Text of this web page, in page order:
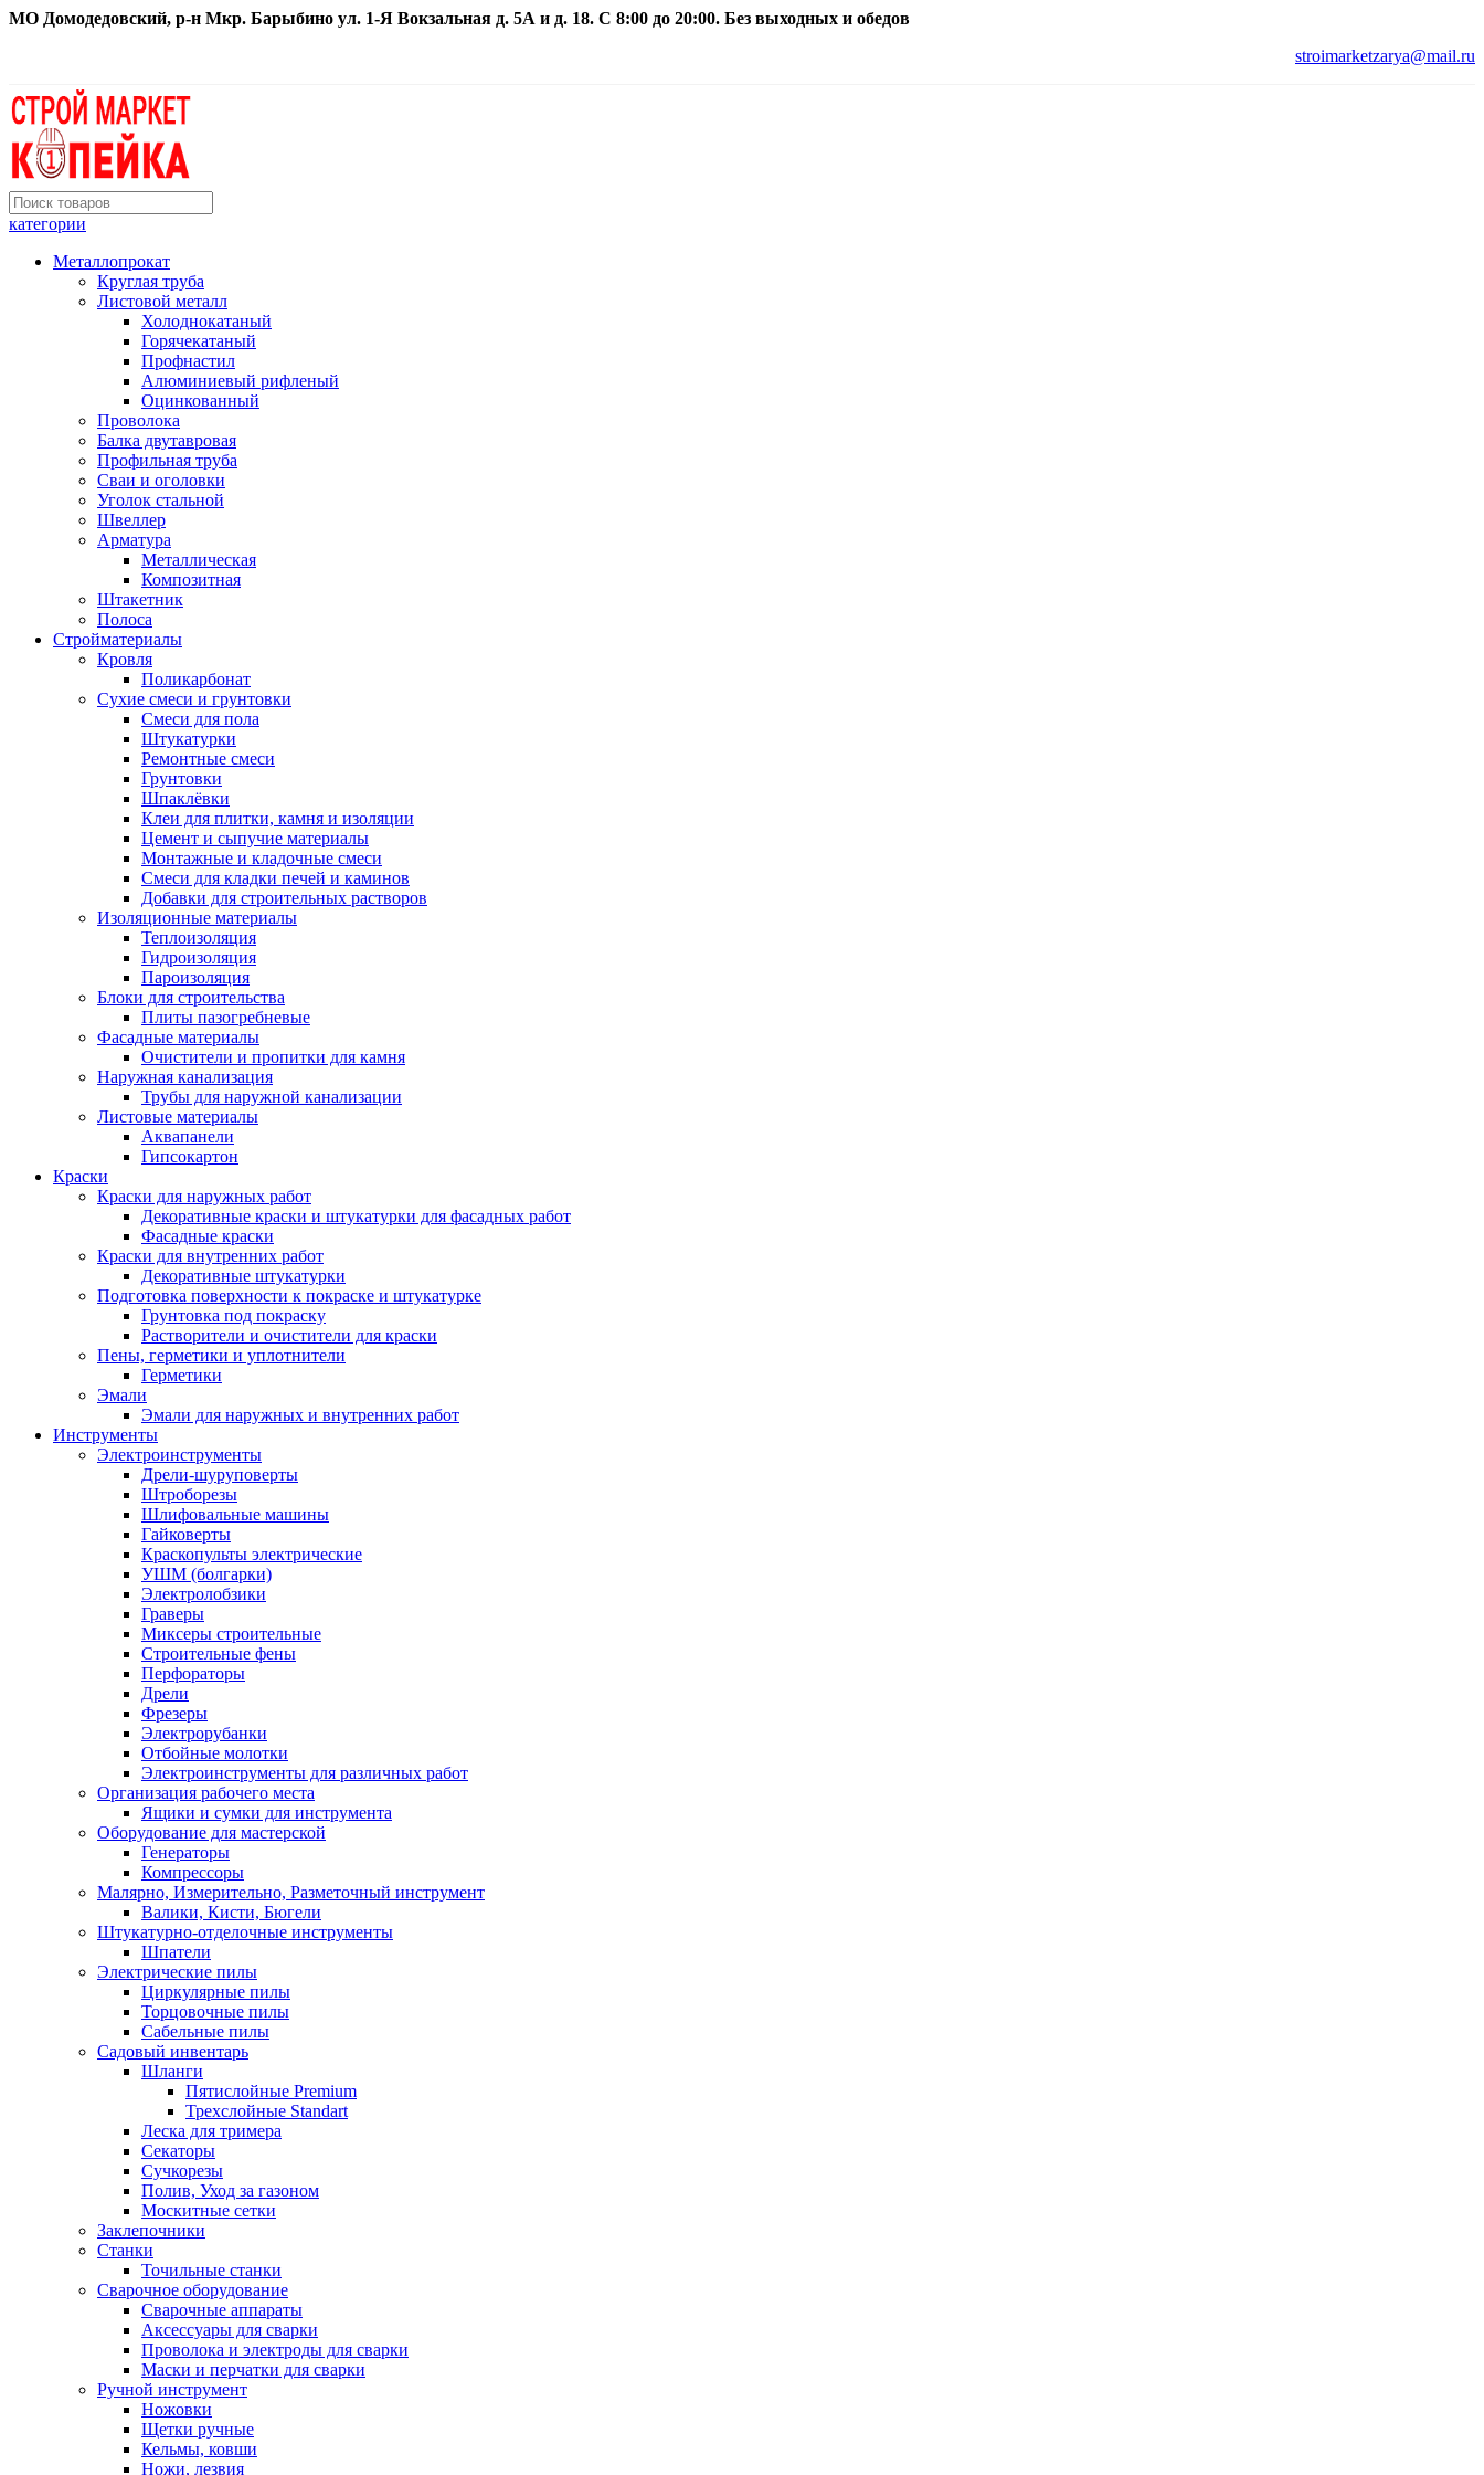
МО Домодедовский, р-н Мкр. Барыбино ул. 1-Я Вокзальная д. 5А и д. 18. С 8:00 до 20:00. Без выходных и обедов
stroimarketzarya@mail.ru
категории
Металлопрокат
Круглая труба
Листовой металл
Холоднокатаный
Горячекатаный
Профнастил
Алюминиевый рифленый
Оцинкованный
Проволока
Балка двутавровая
Профильная труба
Сваи и оголовки
Уголок стальной
Швеллер
Арматура
Металлическая
Композитная
Штакетник
Полоса
Стройматериалы
Кровля
Поликарбонат
Сухие смеси и грунтовки
Смеси для пола
Штукатурки
Ремонтные смеси
Грунтовки
Шпаклёвки
Клеи для плитки, камня и изоляции
Цемент и сыпучие материалы
Монтажные и кладочные смеси
Смеси для кладки печей и каминов
Добавки для строительных растворов
Изоляционные материалы
Теплоизоляция
Гидроизоляция
Пароизоляция
Блоки для строительства
Плиты пазогребневые
Фасадные материалы
Очистители и пропитки для камня
Наружная канализация
Трубы для наружной канализации
Листовые материалы
Аквапанели
Гипсокартон
Краски
Краски для наружных работ
Декоративные краски и штукатурки для фасадных работ
Фасадные краски
Краски для внутренних работ
Декоративные штукатурки
Подготовка поверхности к покраске и штукатурке
Грунтовка под покраску
Растворители и очистители для краски
Пены, герметики и уплотнители
Герметики
Эмали
Эмали для наружных и внутренних работ
Инструменты
Электроинструменты
Дрели-шуруповерты
Штроборезы
Шлифовальные машины
Гайковерты
Краскопульты электрические
УШМ (болгарки)
Электролобзики
Граверы
Миксеры строительные
Строительные фены
Перфораторы
Дрели
Фрезеры
Электрорубанки
Отбойные молотки
Электроинструменты для различных работ
Организация рабочего места
Ящики и сумки для инструмента
Оборудование для мастерской
Генераторы
Компрессоры
Малярно, Измерительно, Разметочный инструмент
Валики, Кисти, Бюгели
Штукатурно-отделочные инструменты
Шпатели
Электрические пилы
Циркулярные пилы
Торцовочные пилы
Сабельные пилы
Садовый инвентарь
Шланги
Пятислойные Premium
Трехслойные Standart
Леска для тримера
Секаторы
Сучкорезы
Полив, Уход за газоном
Москитные сетки
Заклепочники
Станки
Точильные станки
Сварочное оборудование
Сварочные аппараты
Аксессуары для сварки
Проволока и электроды для сварки
Маски и перчатки для сварки
Ручной инструмент
Ножовки
Щетки ручные
Кельмы, ковши
Ножи, лезвия